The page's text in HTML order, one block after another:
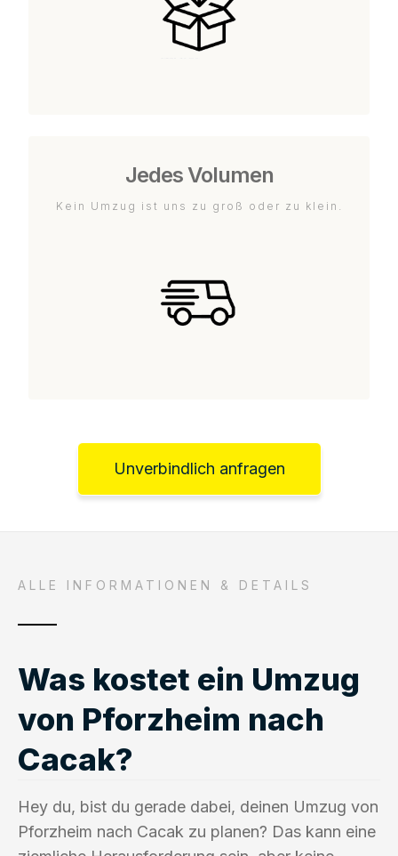
Jedes Volumen
Kein Umzug ist uns zu groß oder zu klein.
Unverbindlich anfragen
ALLE INFORMATIONEN & DETAILS
Was kostet ein Umzug
von Pforzheim nach
Cacak?
Hey du, bist du gerade dabei, deinen Umzug von
Pforzheim nach Cacak zu planen? Das kann eine